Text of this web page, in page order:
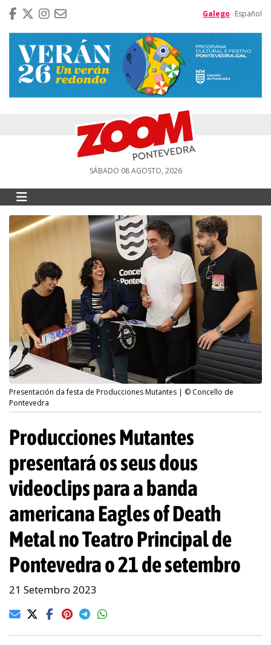
Galego Español
SÁBADO 08 AGOSTO, 2026
Presentación da festa de Producciones Mutantes | © Concello de
Pontevedra
Producciones Mutantes
presentará os seus dous
videoclips para a banda
americana Eagles of Death
Metal no Teatro Principal de
Pontevedra o 21 de setembro
21 Setembro 2023